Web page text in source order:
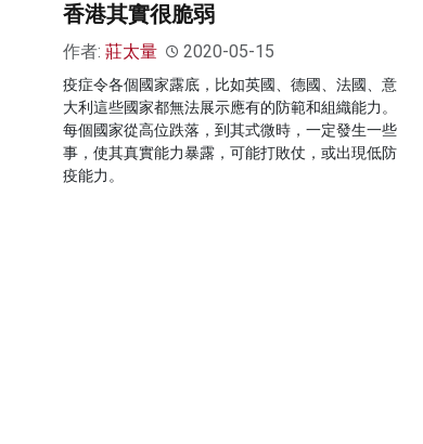
香港其實很脆弱
作者: 莊太量 2020-05-15
疫症令各個國家露底，比如英國、德國、法國、意
大利這些國家都無法展示應有的防範和組織能力。
每個國家從高位跌落，到其式微時，一定發生一些
事，使其真實能力暴露，可能打敗仗，或出現低防
疫能力。